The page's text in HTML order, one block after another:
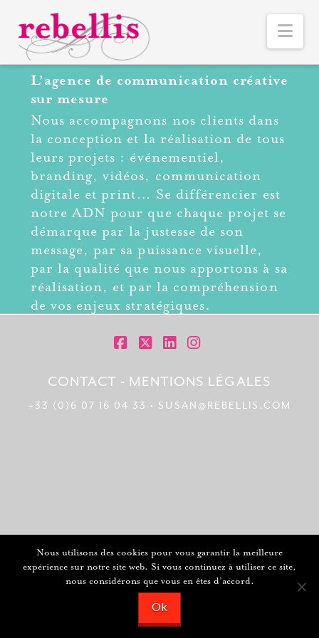
L’agence de communication créative
sur mesure
Nous accompagnons nos clients dans
la conception et la réalisation de tous
leurs projets : événementiel,
branding, vidéos, communication
digitale et print… Se différencier est
notre ADN pour que chaque projet se
démarque par la justesse de son
message, par sa puissance visuelle,
par la qualité que nous apportons à sa
réalisation, et par la compréhension
de vos enjeux stratégiques.
CONTACT - MENTIONS LÉGALES
+33 (0)6 07 16 04 33 • SUSAN@REBELLIS.COM
Nous utilisons des cookies pour vous garantir la meilleure
expérience sur notre site web. Si vous continuez à utiliser ce site,
nous considérons que vous en êtes d’accord.
Ok